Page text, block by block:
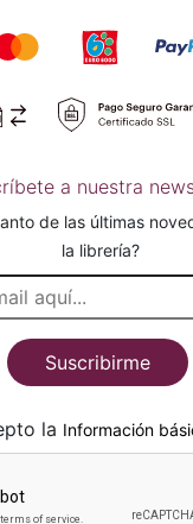
a nuestra
de las últimas
la librería?
Suscribirme
He leido y acepto la Información